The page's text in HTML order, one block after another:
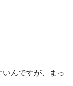
んですが、まっ